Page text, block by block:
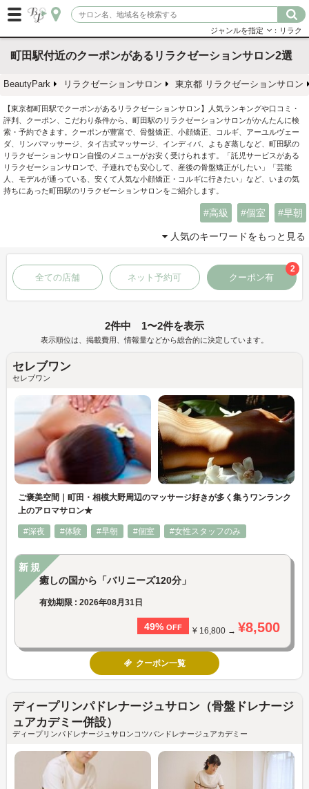
ジャンルを指定 ：リラク
町田駅付近のクーポンがあるリラクゼーションサロン2選
BeautyPark リラクゼーションサロン 東京都 リラクゼーションサロン
【東京都町田駅でクーポンがあるリラクゼーションサロン】人気ランキングや口コミ・
評判、クーポン、こだわり条件から、町田駅のリラクゼーションサロンがかんたんに検
索・予約できます。クーポンが豊富で、骨盤矯正、小顔矯正、コルギ、アーユルヴェー
ダ、リンパマッサージ、タイ古式マッサージ、インディバ、よもぎ蒸しなど、町田駅の
リラクゼーションサロン自慢のメニューがお安く受けられます。「託児サービスがある
リラクゼーションサロンで、子連れでも安心して、産後の骨盤矯正がしたい」「芸能
人、モデルが通っている、安くて人気な小顔矯正・コルギに行きたい」など、いまの気
持ちにあった町田駅のリラクゼーションサロンをご紹介します。
高級 個室 早朝
人気のキーワードをもっと見る
全ての店舗 ネット予約可 クーポン有
2
2件中 1〜2件を表示
表示順位は、掲載費用、情報量などから総合的に決定しています。
セレブワン
セレブワン
ご褒美空間｜町田・相模大野周辺のマッサージ好きが多く集うワンランク
上のアロマサロン★
#深夜 #体験 #早朝 #個室 #女性スタッフのみ
新規
癒しの国から「バリニーズ120分」
有効期限 : 2026年08月31日
49% OFF ¥ 16,800 → ¥8,500
クーポン一覧
ディープリンパドレナージュサロン（骨盤ドレナージ
ュアカデミー併設）
ディープリンパドレナージュサロンコツバンドレナージュアカデミー